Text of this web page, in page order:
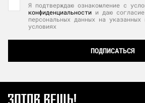
Я подтверждаю ознакомление с
конфиденциальности и даю
персональных данных на
условиях
ПОДПИСАТЬСЯ